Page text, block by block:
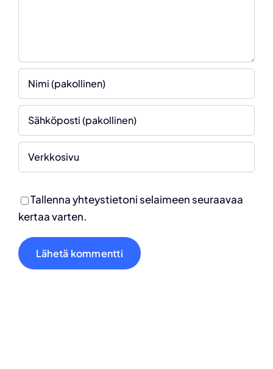
Tallenna yhteystietoni selaimeen seuraavaa
kertaa varten.